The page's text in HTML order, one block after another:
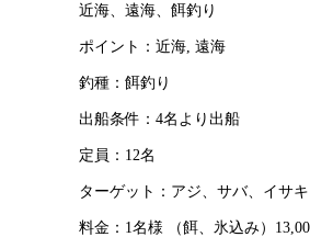
近海、遠海、餌釣り
ポイント：近海, 遠海
釣種：餌釣り
出船条件：4名より出船
定員：12名
ターゲット：アジ、サバ、イサ
料金：1名様 （餌、氷込み）